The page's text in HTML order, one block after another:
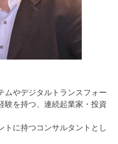
ムやデジタルトランスフォー
験を持つ、連続起業家・投資
に持つコンサルタントとし